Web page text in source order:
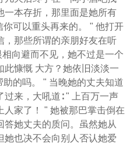
一本存折，那里面是她所有
你可以重头再来的。 " 他打开
，那些所谓的亲朋好友在听
向避而不见，她不过是一个
慷慨 大方？她依旧淡淡一
助的吗。 " 当晚她的丈夫知道
来，大吼道∶ " 上百万一声
家了！ " 她被那巴掌击倒在
答她丈夫的质问。虽然她从
她也决不会向别人否认她爱